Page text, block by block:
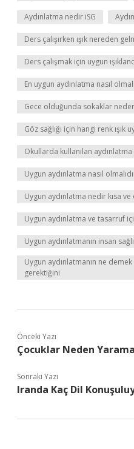
Aydınlatma nedir iSG
Ders çalışırken ışık nereden
Ders çalışmak için uygun
En uygun aydınlatma nasıl
Gece olduğunda sokaklar neden
Göz sağlığı için hangi renk ışık
Okullarda kullanılan
Uygun aydınlatma nasıl
Uygun aydınlatma nedir kısa ve
Uygun aydınlatma ve tasarruf
Uygun aydınlatmanın insan
Uygun aydınlatmanın ne
gerektiğini
Önceki Yazı
Çocuklar Neden
Sonraki Yazı
Iranda Kaç Dil